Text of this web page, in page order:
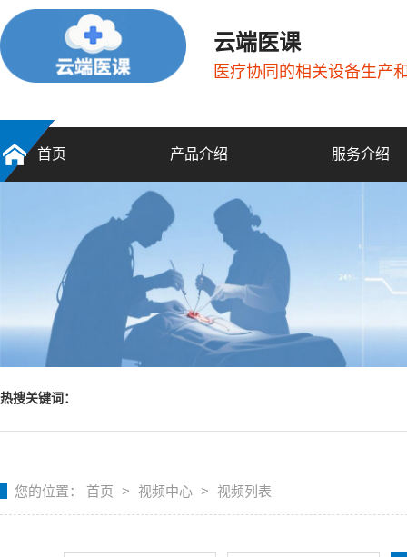
云端医课
医疗协同的相关设备生产
首页 产品介绍 服务介绍
热搜关键词：
您的位置： 首页 > 视频中心 > 视频列表